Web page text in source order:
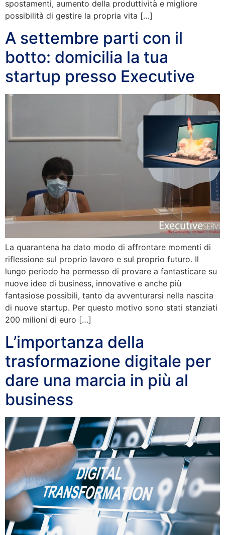
spostamenti, aumento della produttività e migliore
possibilità di gestire la propria vita […]
A settembre parti con il
botto: domicilia la tua
startup presso Executive
La quarantena ha dato modo di affrontare momenti di
riflessione sul proprio lavoro e sul proprio futuro. Il
lungo periodo ha permesso di provare a fantasticare su
nuove idee di business, innovative e anche più
fantasiose possibili, tanto da avventurarsi nella nascita
di nuove startup. Per questo motivo sono stati stanziati
200 milioni di euro […]
L’importanza della
trasformazione digitale per
dare una marcia in più al
business